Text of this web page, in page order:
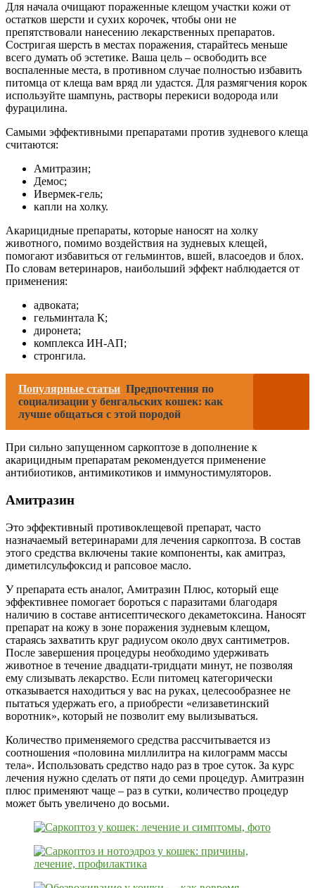
Для начала очищают пораженные клещом участки кожи от
остатков шерсти и сухих корочек, чтобы они не
препятствовали нанесению лекарственных препаратов.
Состригая шерсть в местах поражения, старайтесь меньше
всего думать об эстетике. Ваша цель – освободить все
воспаленные места, в противном случае полностью избавить
питомца от клеща вам вряд ли удастся. Для размягчения корок
используйте шампунь, растворы перекиси водорода или
фурацилина.
Самыми эффективными препаратами против зудневого клеща
считаются:
Амитразин;
Демос;
Ивермек-гель;
капли на холку.
Акарицидные препараты, которые наносят на холку
животного, помимо воздействия на зудневых клещей,
помогают избавиться от гельминтов, вшей, власоедов и блох.
По словам ветеринаров, наибольший эффект наблюдается от
применения:
адвоката;
гельминтала К;
диронета;
комплекса ИН-АП;
стронгила.
Популярные статьи Предпочтения по
социализации у бенгальских кошек: как
лучше общаться с этой породой
При сильно запущенном саркоптозе в дополнение к
акарицидным препаратам рекомендуется применение
антибиотиков, антимикотиков и иммуностимуляторов.
Амитразин
Это эффективный противоклещевой препарат, часто
назначаемый ветеринарами для лечения саркоптоза. В состав
этого средства включены такие компоненты, как амитраз,
диметилсульфоксид и рапсовое масло.
У препарата есть аналог, Амитразин Плюс, который еще
эффективнее помогает бороться с паразитами благодаря
наличию в составе антисептического декаметоксина. Наносят
препарат на кожу в зоне поражения зудневым клещом,
стараясь захватить круг радиусом около двух сантиметров.
После завершения процедуры необходимо удерживать
животное в течение двадцати-тридцати минут, не позволяя
ему слизывать лекарство. Если питомец категорически
отказывается находиться у вас на руках, целесообразнее не
пытаться удержать его, а приобрести «елизаветинский
воротник», который не позволит ему вылизываться.
Количество применяемого средства рассчитывается из
соотношения «половина миллилитра на килограмм массы
тела». Использовать средство надо раз в трое суток. За курс
лечения нужно сделать от пяти до семи процедур. Амитразин
плюс применяют чаще – раз в сутки, количество процедур
может быть увеличено до восьми.